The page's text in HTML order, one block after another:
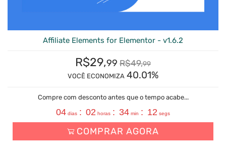
Affiliate Elements for Elementor - v1.6.2
R$29,99 R$49,99
VOCÊ ECONOMIZA 40.01%
Compre com desconto antes que o tempo acabe...
04 dias : 02 horas : 34 min : 11 segs
COMPRAR AGORA